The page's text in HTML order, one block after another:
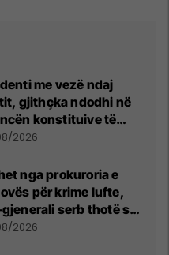
me vezë ndaj
gjithçka ndodhi në
konstituive të
2026
nga prokuroria e
për krime lufte,
serb thotë se
e tradhtoi në
2026